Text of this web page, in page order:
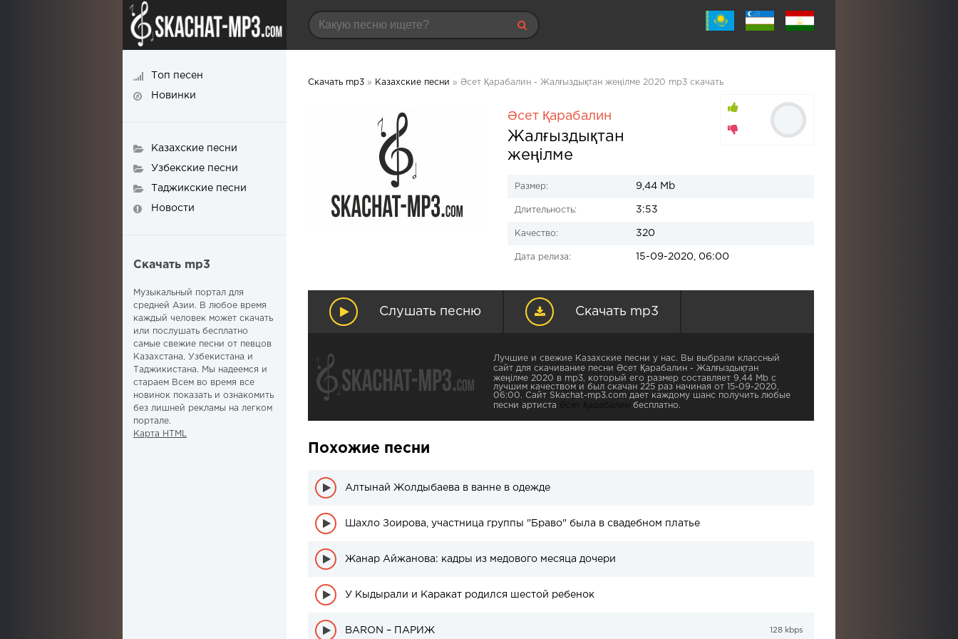
Скачать mp3 » Казахские песни » Әсет Қарабалин - Жалғыздықтан жеңілме 2020 mp3 скачать
Әсет Қарабалин
Жалғыздықтан
жеңілме
Размер: 9,44 Mb
Длительность: 3:53
Качество: 320
Дата релиза: 15-09-2020, 06:00
Слушать песню Скачать mp3
Лучшие и свежие Казахские песни у нас. Вы выбрали классный
сайт для скачивание песни Әсет Қарабалин - Жалғыздықтан
жеңілме 2020 в mp3, который его размер составляет 9,44 Mb с
лучшим качеством и был скачан 225 раз начиная от 15-09-2020,
06:00. Сайт Skachat-mp3.com дает каждому шанс получить любые
песни артиста Әсет Қарабалин бесплатно.
Похожие песни
Алтынай Жолдыбаева в ванне в одежде
Шахло Зоирова, участница группы "Браво" была в свадебном платье
Жанар Айжанова: кадры из медового месяца дочери
У Кыдырали и Каракат родился шестой ребенок
BARON – ПАРИЖ 128 kbps
Топ песен
Новинки
Казахские песни
Узбекские песни
Таджикские песни
Новости
Скачать mp3
Музыкальный портал для
средней Азии. В любое время
каждый человек может скачать
или послушать бесплатно
самые свежие песни от певцов
Казахстана, Узбекистана и
Таджикистана. Мы надеемся и
стараем Всем во время все
новинок показать и ознакомить
без лишней рекламы на легком
портале.
Карта HTML